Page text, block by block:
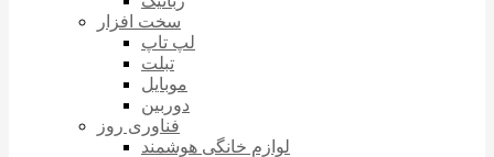
سخت افزار
لپ تاپ
تبلت
موبایل
دوربین
فناوری روز
لوازم خانگی هوشمند